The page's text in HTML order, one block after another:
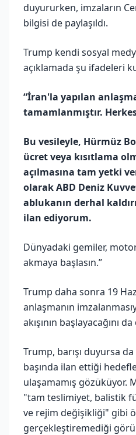
duyururken, imzaların
bilgisi de paylaşıldı.
Trump kendi sosyal
açıklamada şu ifadeleri
“İran'la yapılan
tamamlanmıştır.
Bu vesileyle, Hürmüz
ücret veya kısıtlama
açılmasına tam yetki
olarak ABD Deniz
ablukanın derhal
ilan ediyorum.
Dünyadaki gemiler,
akmaya başlasın.”
Trump daha sonra 19
anlaşmanın
akışının başlayacağını
Trump, barışı duyursa
başında ilan ettiği
ulaşamamış gözüküyor.
"tam teslimiyet, balistik
ve rejim değişikliği" gibi
gerçekleştiremediği